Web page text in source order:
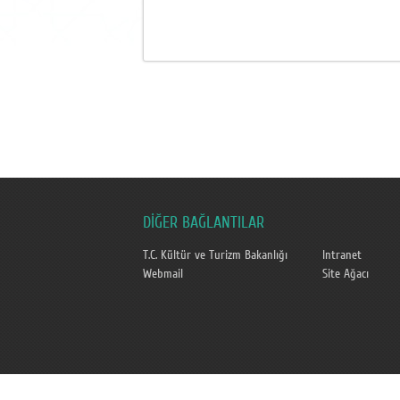
DİĞER BAĞLANTILAR
T.C. Kültür ve Turizm Bakanlığı
Intranet
Webmail
Site Ağacı